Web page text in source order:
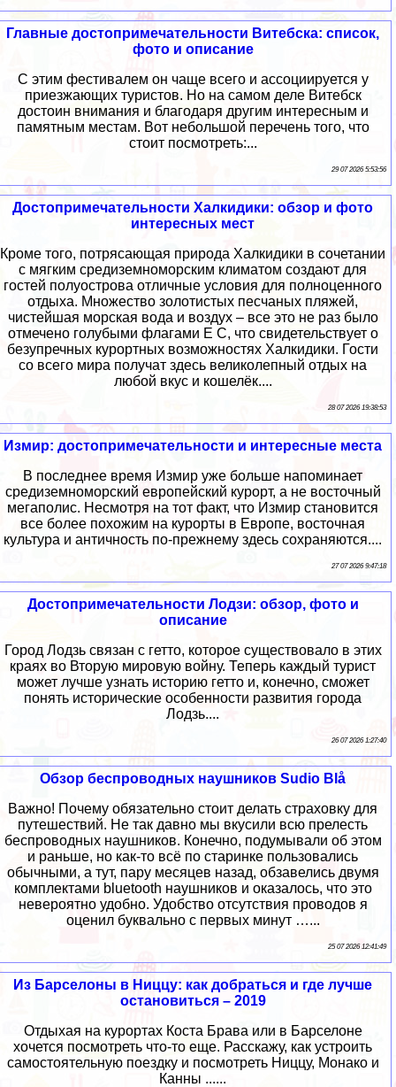
Главные достопримечательности Витебска: список,
фото и описание
С этим фестивалем он чаще всего и ассоциируется у
приезжающих туристов. Но на самом деле Витебск
достоин внимания и благодаря другим интересным и
памятным местам. Вот небольшой перечень того, что
стоит посмотреть:...
29 07 2026 5:53:56
Достопримечательности Халкидики: обзор и фото
интересных мест
Кроме того, потрясающая природа Халкидики в сочетании
с мягким средиземноморским климатом создают для
гостей полуострова отличные условия для полноценного
отдыха. Множество золотистых песчаных пляжей,
чистейшая морская вода и воздух – все это не раз было
отмечено голубыми флагами Е С, что свидетельствует о
безупречных курортных возможностях Халкидики. Гости
со всего мира получат здесь великолепный отдых на
любой вкус и кошелёк....
28 07 2026 19:38:53
Измир: достопримечательности и интересные места
В последнее время Измир уже больше напоминает
средиземноморский европейский курорт, а не восточный
мегаполис. Несмотря на тот факт, что Измир становится
все более похожим на курорты в Европе, восточная
культура и античность по-прежнему здесь сохраняются....
27 07 2026 9:47:18
Достопримечательности Лодзи: обзор, фото и
описание
Город Лодзь связан с гетто, которое существовало в этих
краях во Вторую мировую войну. Теперь каждый турист
может лучше узнать историю гетто и, конечно, сможет
понять исторические особенности развития города
Лодзь....
26 07 2026 1:27:40
Обзор беспроводных наушников Sudio Blå
Важно! Почему обязательно стоит делать страховку для
путешествий. Не так давно мы вкусили всю прелесть
беспроводных наушников. Конечно, подумывали об этом
и раньше, но как-то всё по старинке пользовались
обычными, а тут, пару месяцев назад, обзавелись двумя
комплектами bluetooth наушников и оказалось, что это
невероятно удобно. Удобство отсутствия проводов я
оценил буквально с первых минут …...
25 07 2026 12:41:49
Из Барселоны в Ниццу: как добраться и где лучше
остановиться – 2019
Отдыхая на курортах Коста Брава или в Барселоне
хочется посмотреть что-то еще. Расскажу, как устроить
самостоятельную поездку и посмотреть Ниццу, Монако и
Канны ......